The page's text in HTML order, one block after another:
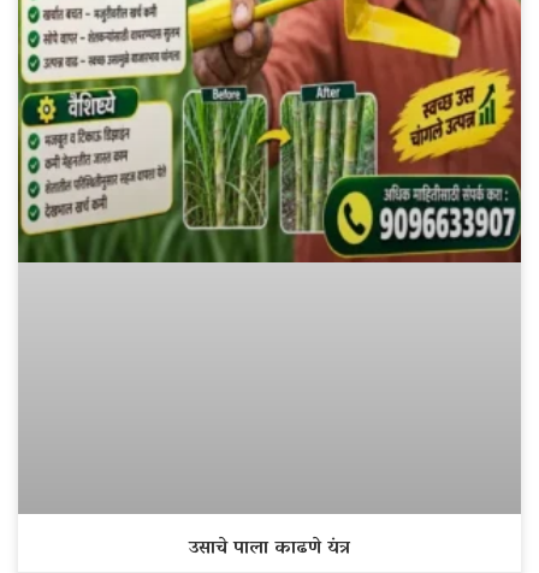
उसाचे पाला काढणे यंत्र